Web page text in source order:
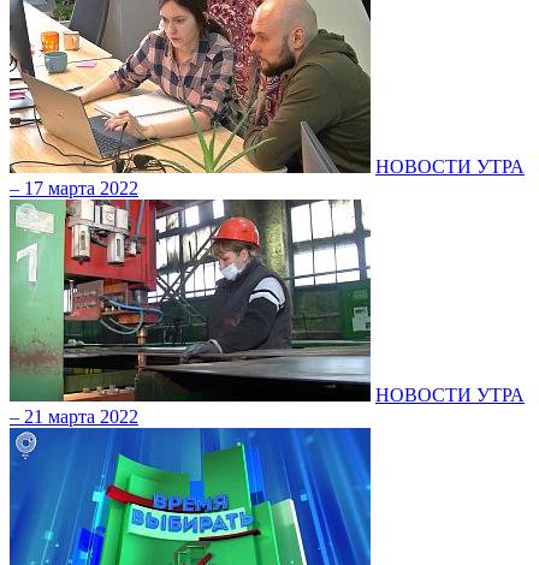
НОВОСТИ УТРА
– 17 марта 2022
НОВОСТИ УТРА
– 21 марта 2022